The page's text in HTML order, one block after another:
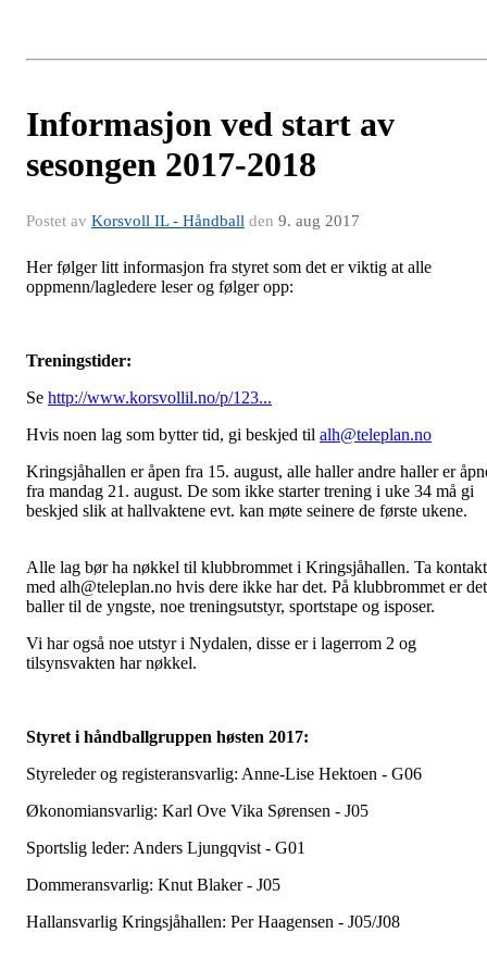
Informasjon ved start av
sesongen 2017-2018
Postet av Korsvoll IL - Håndball den 9. aug 2017
Her følger litt informasjon fra styret som det er viktig at alle
oppmenn/lagledere leser og følger opp:
Treningstider:
Se http://www.korsvollil.no/p/123...
Hvis noen lag som bytter tid, gi beskjed til alh@teleplan.no
Kringsjåhallen er åpen fra 15. august, alle haller andre haller er
fra mandag 21. august. De som ikke starter trening i uke 34 må gi
beskjed slik at hallvaktene evt. kan møte seinere de første ukene.
Alle lag bør ha nøkkel til klubbrommet i Kringsjåhallen. Ta kontakt
med alh@teleplan.no hvis dere ikke har det. På klubbrommet er det
baller til de yngste, noe treningsutstyr, sportstape og isposer.
Vi har også noe utstyr i Nydalen, disse er i lagerrom 2 og
tilsynsvakten har nøkkel.
Styret i håndballgruppen høsten 2017:
Styreleder og registeransvarlig: Anne-Lise Hektoen - G06
Økonomiansvarlig: Karl Ove Vika Sørensen - J05
Sportslig leder: Anders Ljungqvist - G01
Dommeransvarlig: Knut Blaker - J05
Hallansvarlig Kringsjåhallen: Per Haagensen - J05/J08